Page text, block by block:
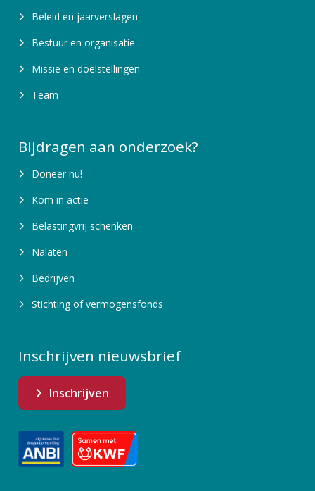
Beleid en jaarverslagen
Bestuur en organisatie
Missie en doelstellingen
Team
Bijdragen aan onderzoek?
Doneer nu!
Kom in actie
Belastingvrij schenken
Nalaten
Bedrijven
Stichting of vermogensfonds
Inschrijven nieuwsbrief
Inschrijven